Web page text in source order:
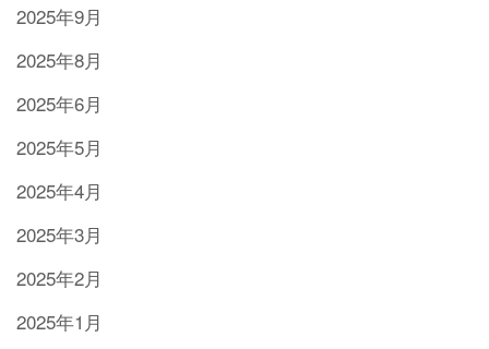
2025年9月
2025年8月
2025年6月
2025年5月
2025年4月
2025年3月
2025年2月
2025年1月